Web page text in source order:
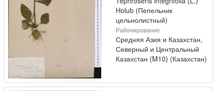
Holub (Пепельник
цельнолистный)
Районирование
Средняя Азия и Казахстан,
Северный и Центральный
Казахстан (M10) (Казахстан)